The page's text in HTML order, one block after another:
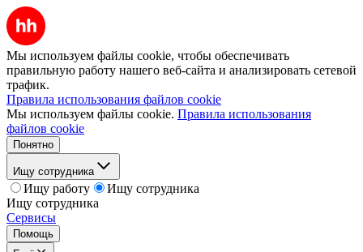
Мы используем файлы cookie, чтобы обеспечивать
правильную работу нашего веб-сайта и анализировать сетевой
трафик.
Правила использования файлов cookie
Мы используем файлы cookie. Правила использования
файлов cookie
Понятно
Ищу сотрудника
Ищу работу
Ищу сотрудника
Ищу сотрудника
Сервисы
Помощь